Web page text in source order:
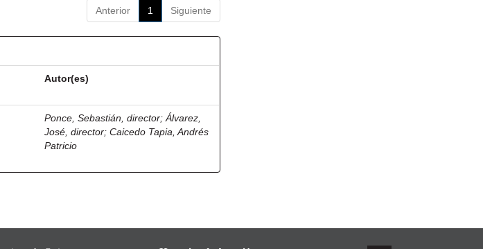
Anterior 1 Siguiente
Autor(es)
Ponce, Sebastián, director;Álvarez,
José, director;Caicedo Tapia, Andrés
Patricio